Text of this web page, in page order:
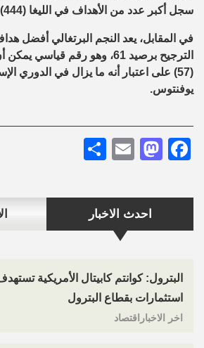
احدث الاخبار
البترول: كوانتم كابيتال الأمريكية
استثمارات بقطاع البترول
اخر الاخباراقتصاد
سجل أكبر عدد من الأهداف في الليغا (444)، يليه رونالدو (312).
في المقابل، يعد النجم البرتغالي أفضل
الترجيح برصيد 61، وهو رقم
(57) على اعتبار أنه ما يزال في الدوري
يوفنتوس.
Facebook
Mastodon
Email